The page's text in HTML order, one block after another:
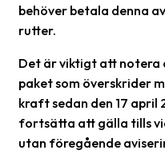
the
company
About
Fraktjakt
Media
Coworkers
behöver betala denna
rutter.
Det är viktigt att
paket som överskrider
kraft sedan den 17 april
fortsätta att gälla tills
utan föregående